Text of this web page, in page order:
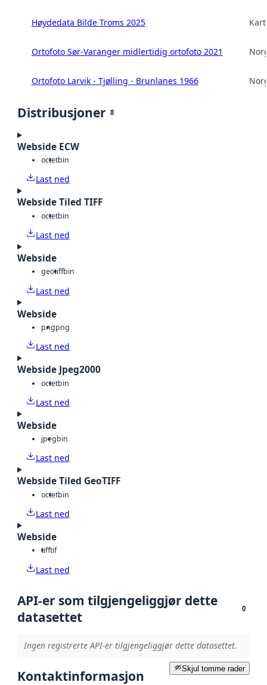
Høydedata Bilde Troms 2025
Ortofoto Sør-Varanger midlertidig ortofoto 2021
Ortofoto Larvik - Tjølling - Brunlanes 1966
Distribusjoner 8
Webside ECW
octetbin
Last ned
Webside Tiled TIFF
octetbin
Last ned
Webside
geotiffbin
Last ned
Webside
pngpng
Last ned
Webside Jpeg2000
octetbin
Last ned
Webside
jpegbin
Last ned
Webside Tiled GeoTIFF
octetbin
Last ned
Webside
tifftif
Last ned
API-er som tilgjengeliggjør dette
datasettet
0
Ingen registrerte API-er tilgjengeliggjør dette datasettet.
Skjul tomme rader
Kontaktinformasjon